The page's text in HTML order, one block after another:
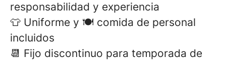
responsabilidad y experiencia
👕 Uniforme y 🍽️ comida de personal
incluidos
📆 Fijo discontinuo para temporada de